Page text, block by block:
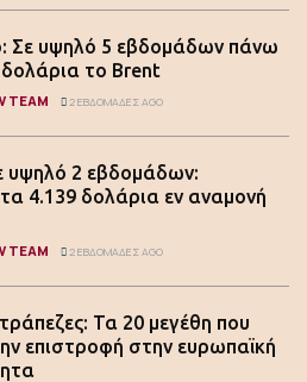
Σε υψηλό 5 εβδομάδων πάνω
το Brent
TEAM 2 ΕΒΔΟΜΆΔΕΣ AGO
υψηλό 2 εβδομάδων:
4.139 δολάρια εν αναμονή
TEAM 2 ΕΒΔΟΜΆΔΕΣ AGO
Τα 20 μεγέθη που
επιστροφή στην ευρωπαϊκή